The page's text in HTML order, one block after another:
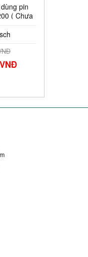
pin
Chưa